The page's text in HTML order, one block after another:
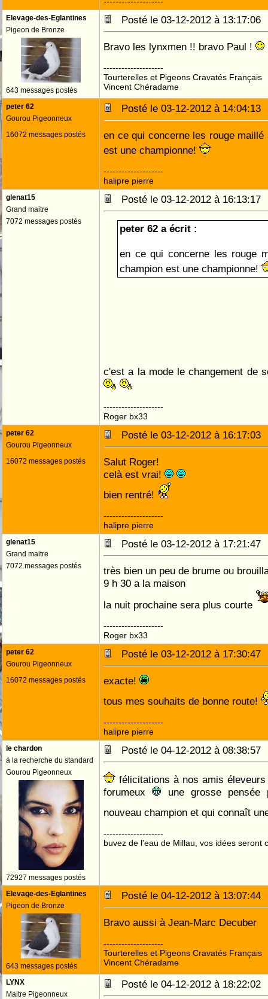
Elevage-des-Eglantines
Pigeon de Bronze
643 messages postés
Posté le 03-12-2012 à
Bravo les lynxmen !! bravo Paul !
--------------------
Tourterelles et Pigeons Cravatés Français
Vincent Chéradame
peter 62
Gourou Pigeonneux
16072 messages postés
Posté le 03-12-2012 à
en ce qui concerne les rouge
est une championne!
--------------------
halipre pierre
glenat15
Grand maitre
7072 messages postés
Posté le 03-12-2012 à
peter 62 a écrit :
en ce qui concerne les rouge
champion est une championne!
c'est a la mode le changement de
--------------------
Roger bx33
peter 62
Gourou Pigeonneux
16072 messages postés
Posté le 03-12-2012 à
Salut Roger!
celà est vrai!
bien rentré!
--------------------
halipre pierre
glenat15
Grand maitre
7072 messages postés
Posté le 03-12-2012 à
très bien un peu de brume ou
9 h 30 a la maison
la nuit prochaine sera plus courte
--------------------
Roger bx33
peter 62
Gourou Pigeonneux
16072 messages postés
Posté le 03-12-2012 à
exacte!
tous mes souhaits de bonne route!
--------------------
halipre pierre
le chardon
à la recherche du standard
Gourou Pigeonneux
72927 messages postés
Posté le 04-12-2012 à
félicitations à nos amis
forumeux
une grosse pensée
nouveau champion et qui connaît
--------------------
buvez de l'eau de Millau, vos idées seront
Elevage-des-Eglantines
Pigeon de Bronze
643 messages postés
Posté le 04-12-2012 à
Bravo aussi à Jean-Marc Decuber
--------------------
Tourterelles et Pigeons Cravatés Français
Vincent Chéradame
LYNX
Maitre Pigeonneux
Posté le 04-12-2012 à